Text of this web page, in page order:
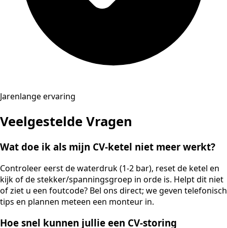
Jarenlange ervaring
Veelgestelde Vragen
Wat doe ik als mijn CV-ketel niet meer werkt?
Controleer eerst de waterdruk (1-2 bar), reset de ketel en
kijk of de stekker/spanningsgroep in orde is. Helpt dit niet
of ziet u een foutcode? Bel ons direct; we geven telefonisch
tips en plannen meteen een monteur in.
Hoe snel kunnen jullie een CV-storing